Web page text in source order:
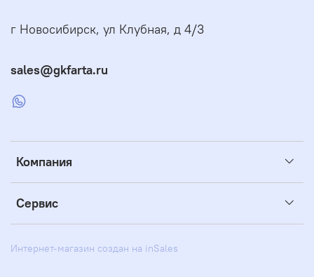
Компания
Сервис
г Новосибирск, ул Клубная, д 4/3
sales@gkfarta.ru
Интернет-магазин создан на inSales